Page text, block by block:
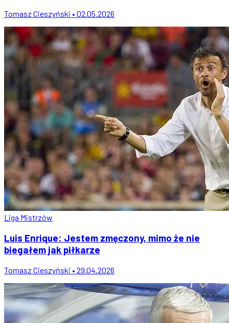
Tomasz Cieszyński • 02.05.2026
Liga Mistrzów
Luis Enrique: Jestem zmęczony, mimo że nie
biegałem jak piłkarze
Tomasz Cieszyński • 29.04.2026